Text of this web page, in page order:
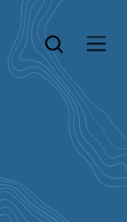
Öppna sök
Öppna menyn